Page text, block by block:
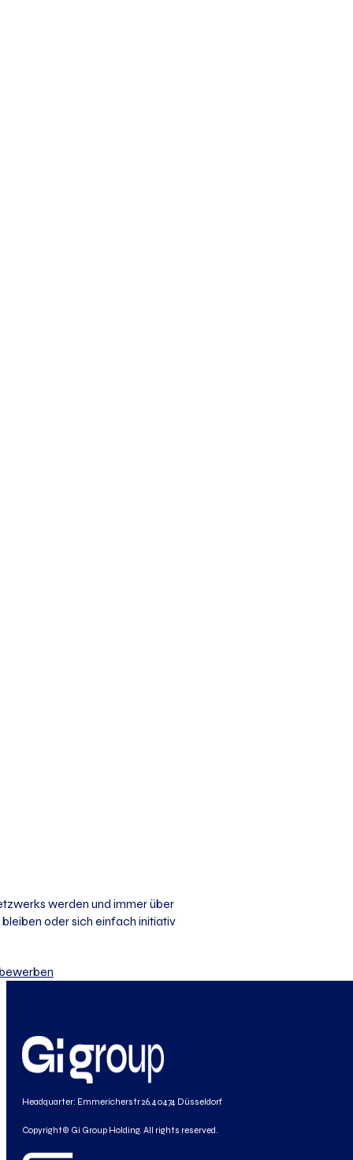
werden und immer über
oder sich einfach initiativ
Headquarter: Emmericherstr 26, 40474 Düsseldorf
Copyright© Gi Group Holding. All rights reserved.